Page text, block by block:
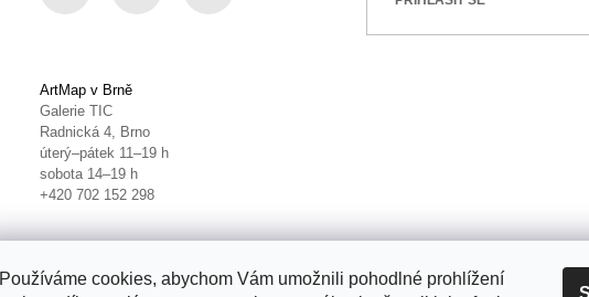
Používáme cookies, abychom Vám umožnili pohodlné prohlížení
ArtMap v Brně
Galerie TIC
Radnická 4, Brno
úterý–pátek 11–19 h
sobota 14–19 h
+420 702 152 298